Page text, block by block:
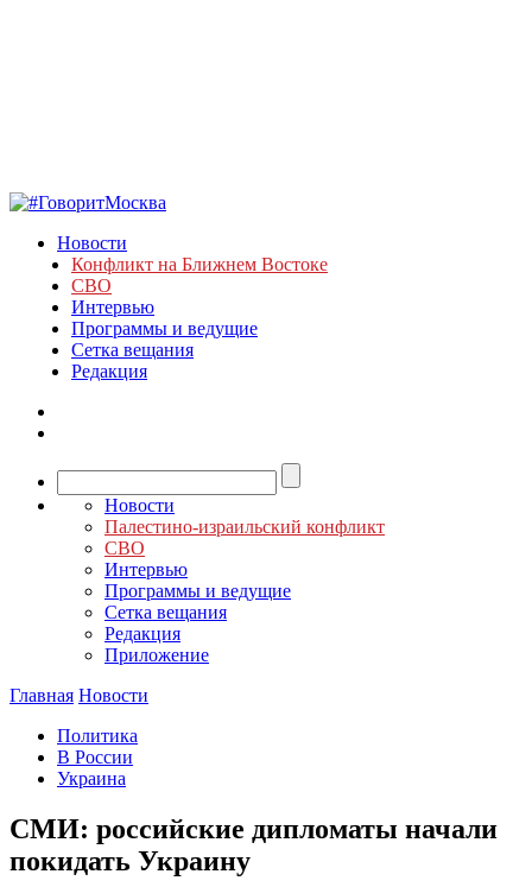
Новости
Конфликт на Ближнем Востоке
СВО
Интервью
Программы и ведущие
Сетка вещания
Редакция
Новости
Палестино-израильский конфликт
СВО
Интервью
Программы и ведущие
Сетка вещания
Редакция
Приложение
Главная Новости
Политика
В России
Украина
СМИ: российские дипломаты начали
покидать Украину